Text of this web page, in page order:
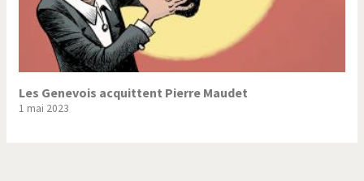
Les Genevois acquittent Pierre Maudet
1 mai 2023